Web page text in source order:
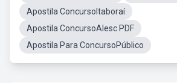
Apostila ConcursoItaboraí
Apostila ConcursoAlesc PDF
Apostila Para ConcursoPúblico